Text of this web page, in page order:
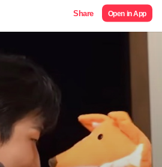
Share Open in App